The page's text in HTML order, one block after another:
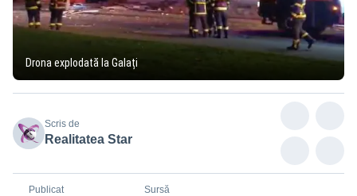
Drona explodată la Galați
Scris de
Realitatea Star
Publicat Sursă